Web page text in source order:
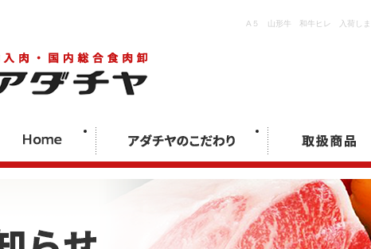
A５ 山形牛 和牛ヒレ 入荷しまし